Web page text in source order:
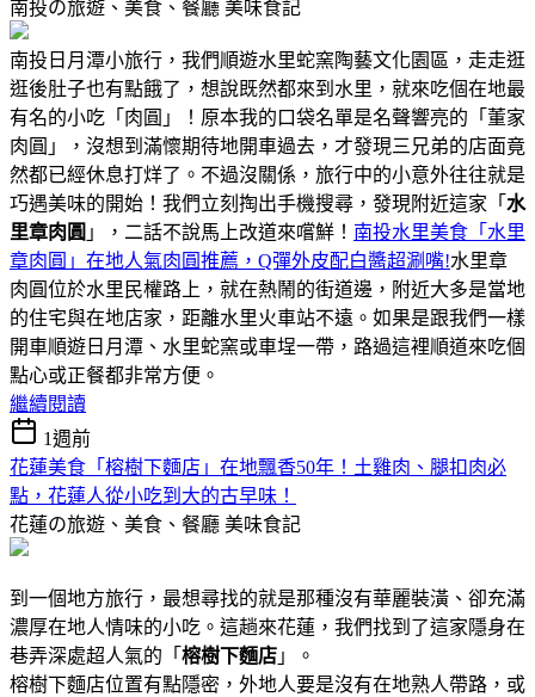
南投の旅遊、美食、餐廳 美味食記
南投日月潭小旅行，我們順遊水里蛇窯陶藝文化園區，走走逛
逛後肚子也有點餓了，想說既然都來到水里，就來吃個在地最
有名的小吃「肉圓」！原本我的口袋名單是名聲響亮的「董家
肉圓」，沒想到滿懷期待地開車過去，才發現三兄弟的店面竟
然都已經休息打烊了。不過沒關係，旅行中的小意外往往就是
巧遇美味的開始！我們立刻掏出手機搜尋，發現附近這家「 水
里章肉圓 」，二話不說馬上改道來嚐鮮！ 南投水里美食「水里
章肉圓」在地人氣肉圓推薦，Q彈外皮配白醬超涮嘴!水里章
肉圓位於水里民權路上，就在熱鬧的街道邊，附近大多是當地
的住宅與在地店家，距離水里火車站不遠。如果是跟我們一樣
開車順遊日月潭、水里蛇窯或車埕一帶，路過這裡順道來吃個
點心或正餐都非常方便。
繼續閱讀
1週前
花蓮美食「榕樹下麵店」在地飄香50年！土雞肉、腿扣肉必
點，花蓮人從小吃到大的古早味！
花蓮の旅遊、美食、餐廳 美味食記
到一個地方旅行，最想尋找的就是那種沒有華麗裝潢、卻充滿
濃厚在地人情味的小吃。這趟來花蓮，我們找到了這家隱身在
巷弄深處超人氣的「 榕樹下麵店 」。
榕樹下麵店位置有點隱密，外地人要是沒有在地熟人帶路，或